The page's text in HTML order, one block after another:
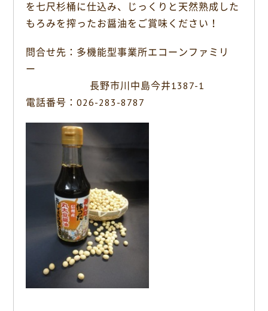
を七尺杉桶に仕込み、じっくりと天然熟成した
もろみを搾ったお醤油をご賞味ください！
問合せ先：多機能型事業所エコーンファミリ
ー
長野市川中島今井1387-1
電話番号：026-283-8787